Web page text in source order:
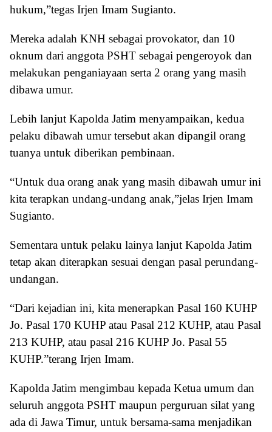
hukum,”tegas Irjen Imam Sugianto.
Mereka adalah KNH sebagai provokator, dan 10
oknum dari anggota PSHT sebagai pengeroyok dan
melakukan penganiayaan serta 2 orang yang masih
dibawa umur.
Lebih lanjut Kapolda Jatim menyampaikan, kedua
pelaku dibawah umur tersebut akan dipangil orang
tuanya untuk diberikan pembinaan.
“Untuk dua orang anak yang masih dibawah umur ini
kita terapkan undang-undang anak,”jelas Irjen Imam
Sugianto.
Sementara untuk pelaku lainya lanjut Kapolda Jatim
tetap akan diterapkan sesuai dengan pasal perundang-
undangan.
“Dari kejadian ini, kita menerapkan Pasal 160 KUHP
Jo. Pasal 170 KUHP atau Pasal 212 KUHP, atau Pasal
213 KUHP, atau pasal 216 KUHP Jo. Pasal 55
KUHP.”terang Irjen Imam.
Kapolda Jatim mengimbau kepada Ketua umum dan
seluruh anggota PSHT maupun perguruan silat yang
ada di Jawa Timur, untuk bersama-sama menjadikan